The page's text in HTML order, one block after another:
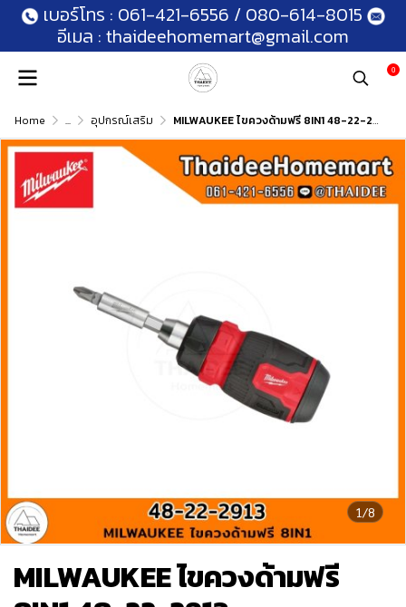
เบอร์โทร : 061-421-6556 / 080-614-8015
อีเมล : thaideehomemart@gmail.com
0
Home ... อุปกรณ์เสริม MILWAUKEE ไขควงด้ามฟรี 8IN1 48-22-2913
1/8
MILWAUKEE ไขควงด้ามฟรี